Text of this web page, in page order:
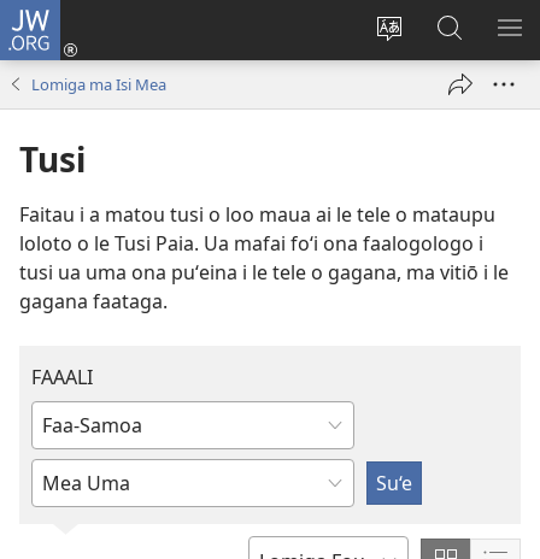
JW.ORG
Sui
gagana
tafaʻilagi
Log
Suʻe
le
Lomiga ma Isi Mea
Tusi
Faitau i a matou tusi o loo maua ai le tele o mataupu
loloto o le Tusi Paia. Ua mafai foʻi ona faalogologo i
tusi ua uma ona puʻeina i le tele o gagana, ma vitiō i le
gagana faataga.
FAAALI
Tusi
pe
filifili
Filifili
se